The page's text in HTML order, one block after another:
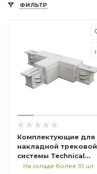
ФИЛЬТР
Комплектующие для
накладной трековой
системы Technical
TRA005CT-31W-L
На складе более 10 шт.